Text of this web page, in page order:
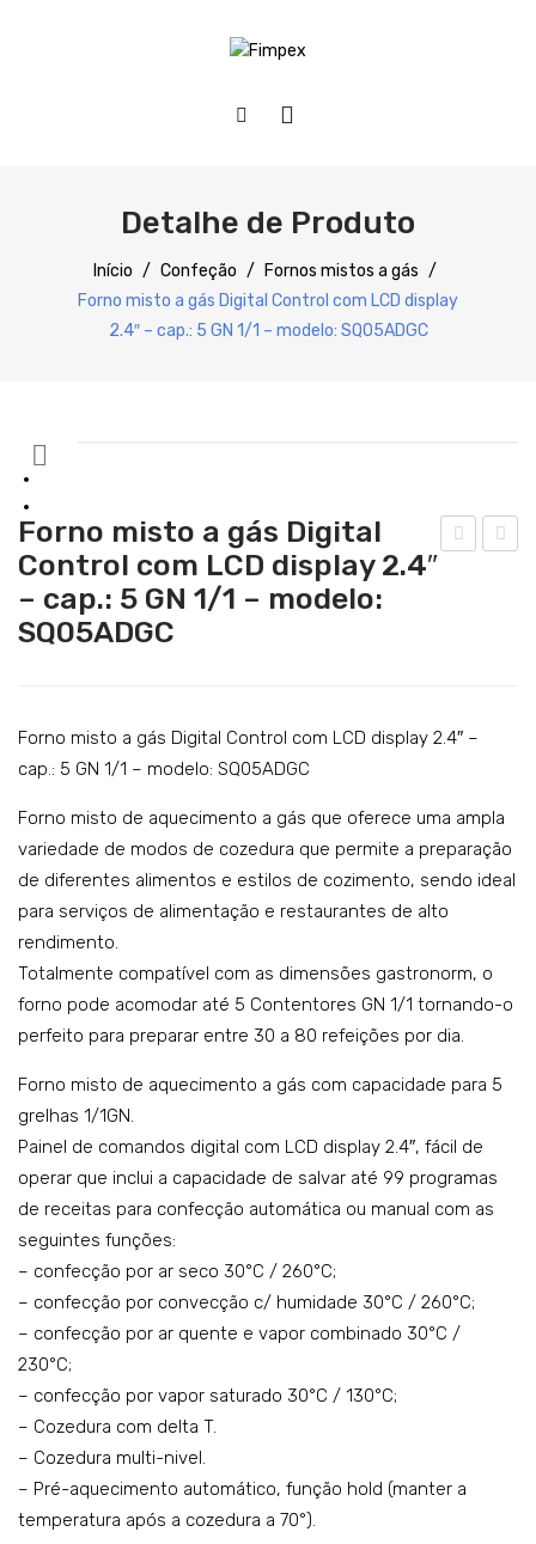
QUEM SOMOS
PRODUTOS
Preparação
Catering
Lavandaria
DOWNLOADS
REFERÊNCIAS
BLOG
CONTACTOS
Detalhe de Produto
Início / Confeção / Fornos mistos a gás /
Forno misto a gás Digital Control com LCD display
2.4″ – cap.: 5 GN 1/1 – modelo: SQ05ADGC
Digi
co
D
dis
play
cap.
: 7
GN
mo
del
ógi
cap.
: 12
del
Forno misto a gás Digital
Control com LCD display 2.4″
– cap.: 5 GN 1/1 – modelo:
SQ05ADGC
Forno misto a gás Digital Control com LCD display 2.4″ –
cap.: 5 GN 1/1 – modelo: SQ05ADGC
Forno misto de aquecimento a gás que oferece uma ampla
variedade de modos de cozedura que permite a preparação
de diferentes alimentos e estilos de cozimento, sendo ideal
para serviços de alimentação e restaurantes de alto
rendimento.
Totalmente compatível com as dimensões gastronorm, o
forno pode acomodar até 5 Contentores GN 1/1 tornando-o
perfeito para preparar entre 30 a 80 refeições por dia.
Forno misto de aquecimento a gás com capacidade para 5
grelhas 1/1GN.
Painel de comandos digital com LCD display 2.4″, fácil de
operar que inclui a capacidade de salvar até 99 programas
de receitas para confecção automática ou manual com as
seguintes funções:
– confecção por ar seco 30°C / 260°C;
– confecção por convecção c/ humidade 30°C / 260°C;
– confecção por ar quente e vapor combinado 30°C /
230°C;
– confecção por vapor saturado 30°C / 130°C;
– Cozedura com delta T.
– Cozedura multi-nivel.
– Pré-aquecimento automático, função hold (manter a
temperatura após a cozedura a 70°).